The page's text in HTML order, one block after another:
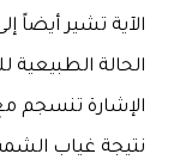
الآية تشير أيضاً
الحالة
الإشارة تنسجم
نتيجة غياب